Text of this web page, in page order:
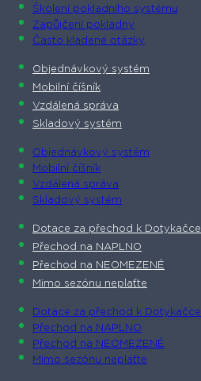
Školení pokladního systému
Zapůjčení pokladny
Často kladené otázky
Objednávkový systém
Mobilní číšník
Vzdálená správa
Skladový systém
Objednávkový systém
Mobilní číšník
Vzdálená správa
Skladový systém
Dotace za přechod k Dotykačce
Přechod na NAPLNO
Přechod na NEOMEZENĚ
Mimo sezónu neplaťte
Dotace za přechod k Dotykačce
Přechod na NAPLNO
Přechod na NEOMEZENĚ
Mimo sezónu neplaťte